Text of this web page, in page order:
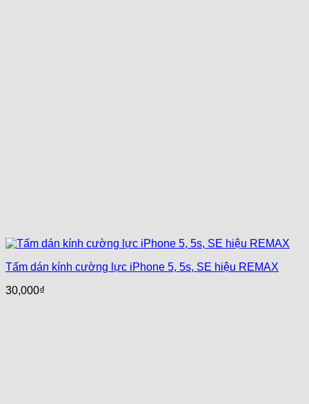
Tấm dán kính cường lực iPhone 5, 5s, SE hiệu REMAX
30,000₫